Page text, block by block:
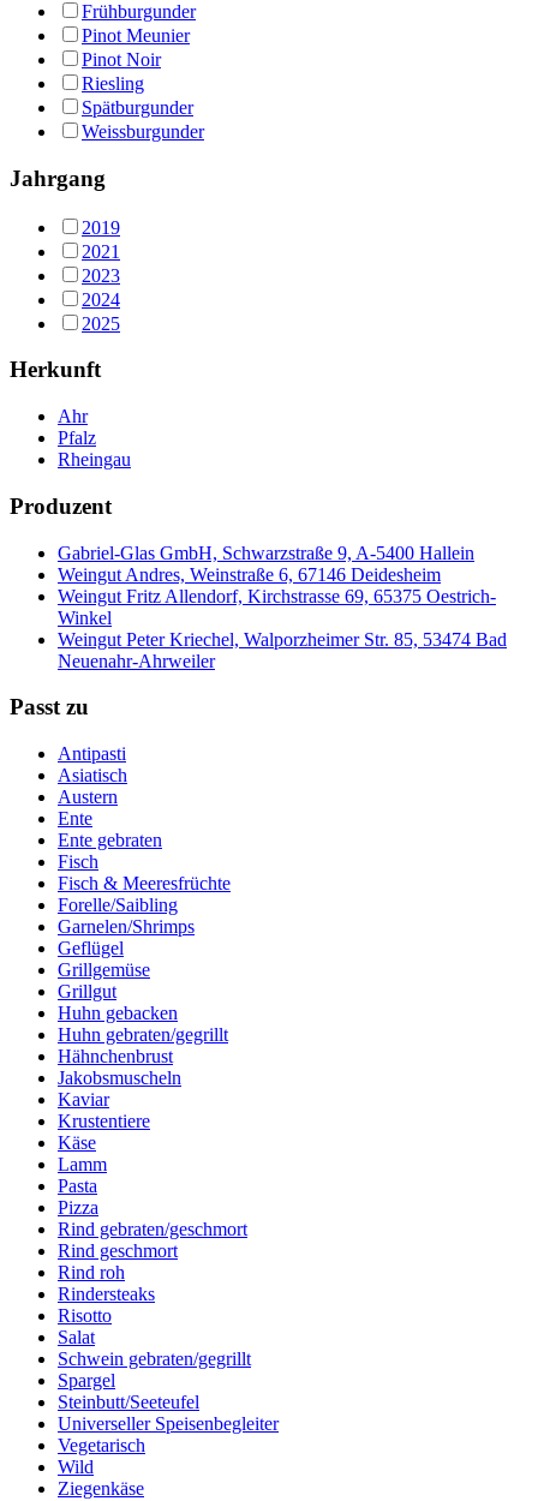
Frühburgunder
Pinot Meunier
Pinot Noir
Riesling
Spätburgunder
Weissburgunder
Jahrgang
2019
2021
2023
2024
2025
Herkunft
Ahr
Pfalz
Rheingau
Produzent
Gabriel-Glas GmbH, Schwarzstraße 9, A-5400 Hallein
Weingut Andres, Weinstraße 6, 67146 Deidesheim
Weingut Fritz Allendorf, Kirchstrasse 69, 65375 Oestrich-
Winkel
Weingut Peter Kriechel, Walporzheimer Str. 85, 53474 Bad
Neuenahr-Ahrweiler
Passt zu
Antipasti
Asiatisch
Austern
Ente
Ente gebraten
Fisch
Fisch & Meeresfrüchte
Forelle/Saibling
Garnelen/Shrimps
Geflügel
Grillgemüse
Grillgut
Huhn gebacken
Huhn gebraten/gegrillt
Hähnchenbrust
Jakobsmuscheln
Kaviar
Krustentiere
Käse
Lamm
Pasta
Pizza
Rind gebraten/geschmort
Rind geschmort
Rind roh
Rindersteaks
Risotto
Salat
Schwein gebraten/gegrillt
Spargel
Steinbutt/Seeteufel
Universeller Speisenbegleiter
Vegetarisch
Wild
Ziegenkäse